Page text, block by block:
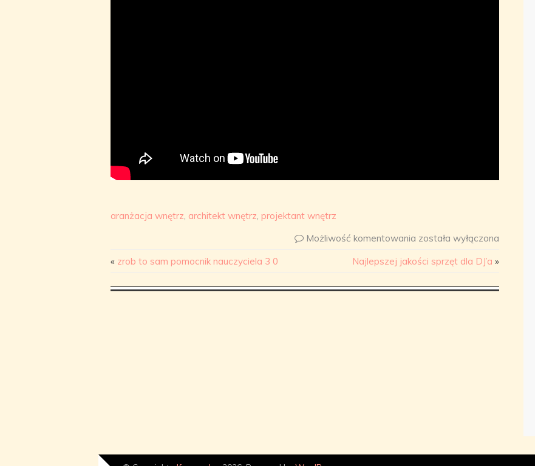
aranżacja wnętrz, architekt wnętrz, projektant wnętrz
Możliwość komentowania została wyłączona
« zrob to sam pomocnik nauczyciela 3 0 Najlepszej jakości sprzęt dla DJ’a »